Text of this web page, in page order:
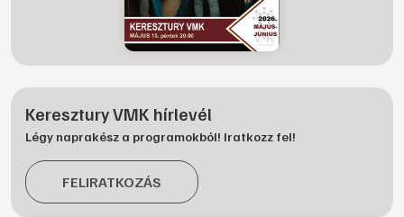
Keresztury VMK hírlevél
Légy naprakész a programokból! Iratkozz fel!
FELIRATKOZÁS